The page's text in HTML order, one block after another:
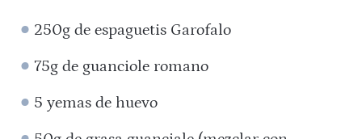
250g de espaguetis Garofalo
75g de guanciole romano
5 yemas de huevo